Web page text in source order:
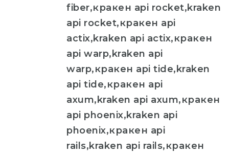
fiber,кракен api rocket,kraken
api rocket,кракен api
actix,kraken api actix,кракен
api warp,kraken api
warp,кракен api tide,kraken
api tide,кракен api
axum,kraken api axum,кракен
api phoenix,kraken api
phoenix,кракен api
rails,kraken api rails,кракен